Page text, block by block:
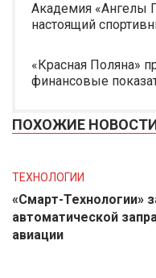
Академия «Ангелы
настоящий
«Красная Поляна»
финансовые
ПОХОЖИЕ
ТЕХНОЛОГИИ
«Смарт-Технологии»
автоматической
авиации